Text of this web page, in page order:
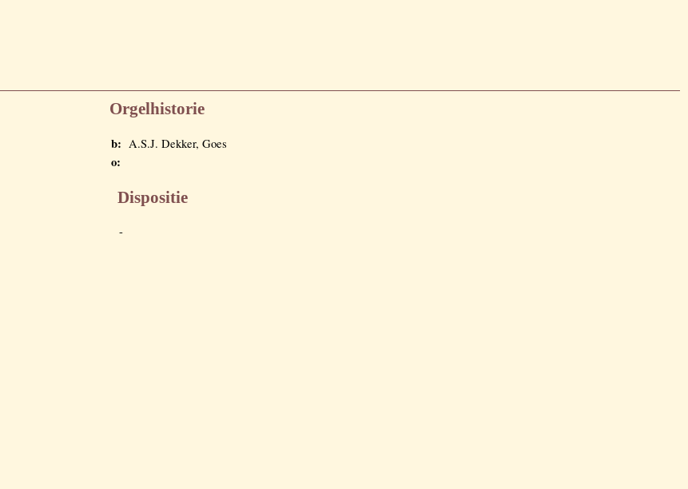
Orgelhistorie
b: A.S.J. Dekker, Goes
o:
Dispositie
-